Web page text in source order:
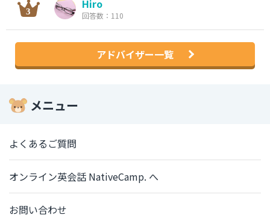
Hiro
回答数：110
アドバイザー一覧
メニュー
よくあるご質問
オンライン英会話 NativeCamp. へ
お問い合わせ